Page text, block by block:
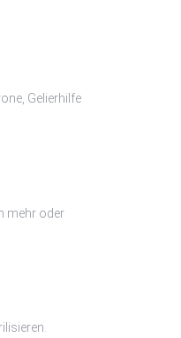
Gelierhilfe
mehr oder